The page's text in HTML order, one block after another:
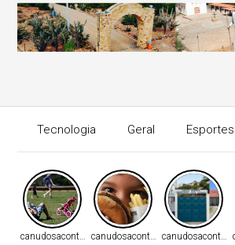
Tecnologia Geral Esportes
canudosacontece.comcanudosacontece.com